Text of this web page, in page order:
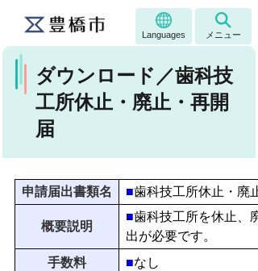
Languages メニュー
ダウンロード／歯科技
工所休止・廃止・再開
届
申請届出書類名 ■歯科技工所休止・廃
概要説明
■歯科技工所を休止、
出が必要です。
手数料
■なし